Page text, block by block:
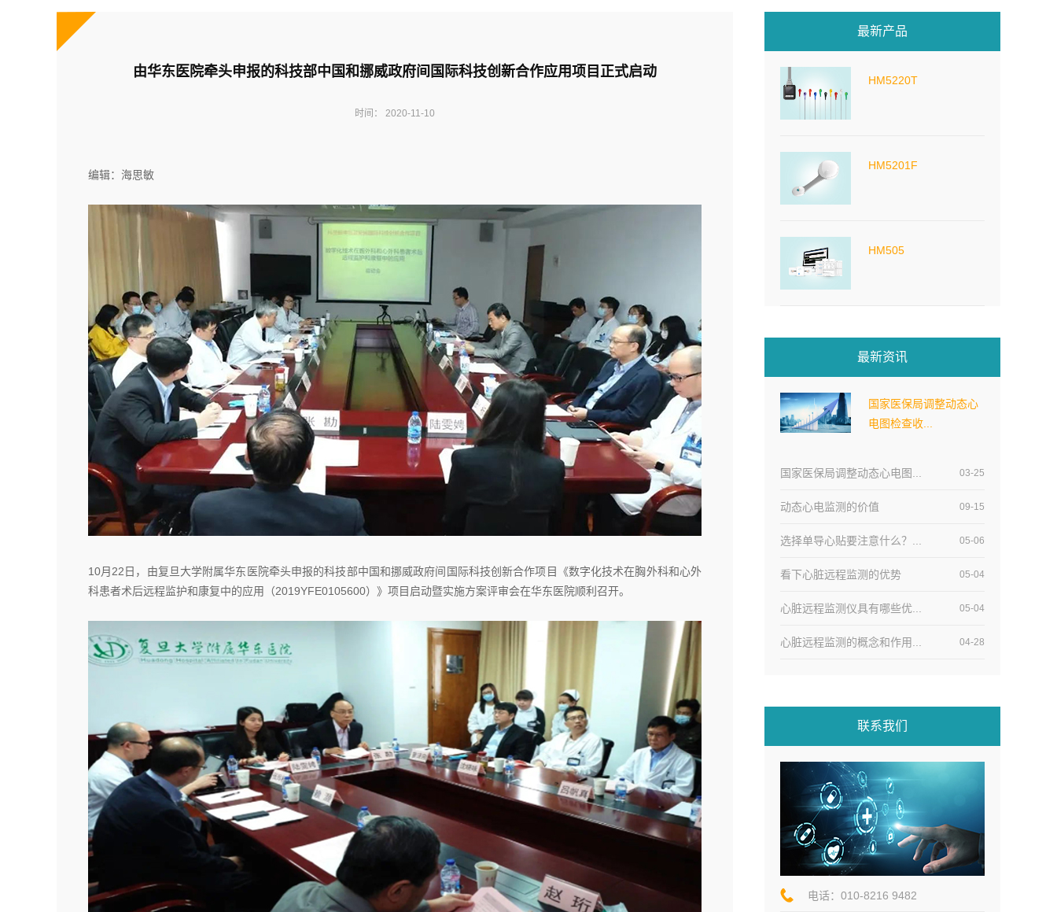
由华东医院牵头申报的科技部中国和挪威政府间国际科技创新合作应用项目正式启动
时间： 2020-11-10
编辑：海思敏
10月22日，由复旦大学附属华东医院牵头申报的科技部中国和挪威政府间国际科技创新合作项目《数字化技术在胸外科和心外
科患者术后远程监护和康复中的应用（2019YFE0105600）》项目启动暨实施方案评审会在华东医院顺利召开。
最新产品
HM5220T
HM5201F
HM505
最新资讯
国家医保局调整动态心
电图检查收...
国家医保局调整动态心电图... 03-25
动态心电监测的价值 09-15
选择单导心贴要注意什么？... 05-06
看下心脏远程监测‍的优势 05-04
心脏远程监测仪具有哪些优... 05-04
心脏远程监测的概念和作用... 04-28
联系我们
电话：010-8216 9482